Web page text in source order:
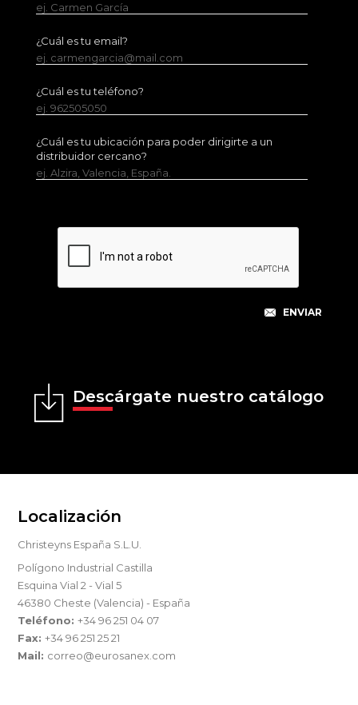
ej. Carmen García
¿Cuál es tu email?
ej. carmengarcia@mail.com
¿Cuál es tu teléfono?
ej. 962505050
¿Cuál es tu ubicación para poder dirigirte a un
distribuidor cercano?
ej. Alzira, Valencia, España.
Descárgate nuestro catálogo
Localización
Christeyns España S.L.U.
Polígono Industrial Castilla
Esquina Vial 2 - Vial 5
46380 Cheste (Valencia) - España
Teléfono:+34 96 251 04 07
Fax:+34 96 251 25 21
Mail: correo@eurosanex.com